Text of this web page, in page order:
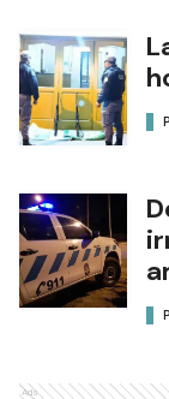
Ads